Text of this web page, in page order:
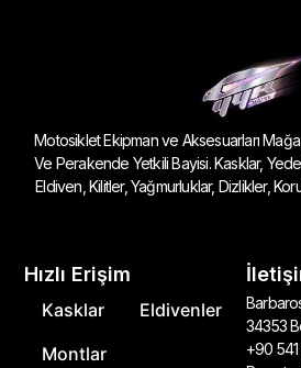
Motosiklet Ekipman ve Aksesuarları
Ve Perakende Yetkili Bayisi. Kasklar,
Eldiven, Kilitler, Yağmurluklar, Dizlikler,
Hızlı Erişim
Kasklar
Eldivenler
Montlar
34353
+90